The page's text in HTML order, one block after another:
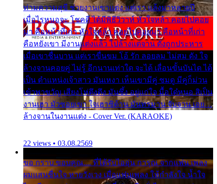
ท่ามความสุขี ช่วยงานเขาแต่ง แต่เรา แล้งมาหลายปี
เมื่อไรหนอจะ โชคดี ได้มีพิธีวิวาห์ หัวใจหล้า คอยไปคอย
มา คือหน้าที่เก่า หัวใจหล้า คอยไปคอยมา คือหน้าที่เก่า
คือหยังเขา มีงานแต่งแล้ว ไปล้างแต่จาน ดั่งถูกประหาร
เมื่อเขาชื่นบาน แต่เราขื่นขม โอ้ รัก ลอยลม ไม่สม ดัง ใจ
ล้างจานคอยคู่ ไม่รู้ อีกนานเท่าใด จะได้ เลื่อนขั้นบันได ได้
เป็น ตำแหน่งเจ้าสาว มันเหงา เห็นเขามีคู่ ซมดู มีคู่ก็ม่วน
เข้าพาขวัญ เสียงโห่ตึงตึง มันซึ้ง อยู่แก่ใจ มื้อใด๋หนอ สิเป็น
งานเฮา มัวซอยเขา ใจเฮาซิด้าน มันทรมาน จับจาน เอย…
ล้างจานในงานแต่ง - Cover Ver. (KARAOKE)
22 views • 03.08.2569
ขอ กราบ ขอบคุณ.... ที่ได้รับไออุ่น การุณ จากแฟน เพลง
ผมแสนชื่นใจ หายวังเวง เมื่อแฟนเพลง ให้กำลังใจ น้ำใจ